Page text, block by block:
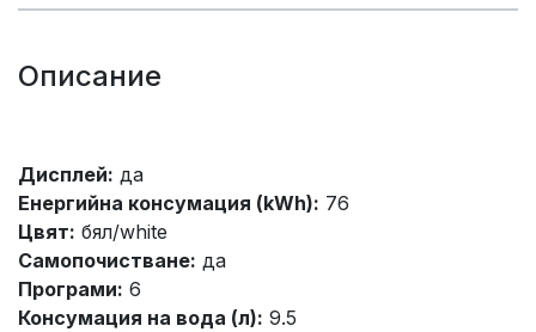
Описание
Дисплей: да
Енергийна консумация (kWh): 76
Цвят: бял/white
Самопочистване: да
Програми: 6
Консумация на вода (л): 9.5